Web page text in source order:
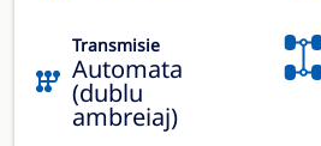
Transmisie
Automata
(dublu
ambreiaj)